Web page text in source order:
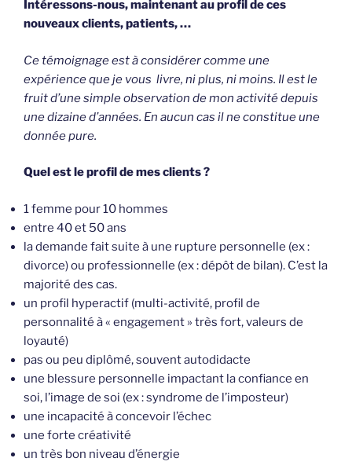
Intéressons-nous, maintenant au profil de ces
nouveaux clients, patients, …
Ce témoignage est à considérer comme une
expérience que je vous livre, ni plus, ni moins. Il est le
fruit d’une simple observation de mon activité depuis
une dizaine d’années. En aucun cas il ne constitue une
donnée pure.
Quel est le profil de mes clients ?
1 femme pour 10 hommes
entre 40 et 50 ans
la demande fait suite à une rupture personnelle (ex :
divorce) ou professionnelle (ex : dépôt de bilan). C’est la
majorité des cas.
un profil hyperactif (multi-activité, profil de
personnalité à « engagement » très fort, valeurs de
loyauté)
pas ou peu diplômé, souvent autodidacte
une blessure personnelle impactant la confiance en
soi, l’image de soi (ex : syndrome de l’imposteur)
une incapacité à concevoir l’échec
une forte créativité
un très bon niveau d’énergie